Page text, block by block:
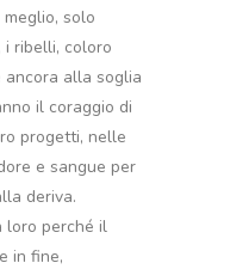
solo
i ribelli, coloro
ancora alla soglia
il coraggio di
progetti, nelle
e sangue per
deriva.
loro perché il
in fine,